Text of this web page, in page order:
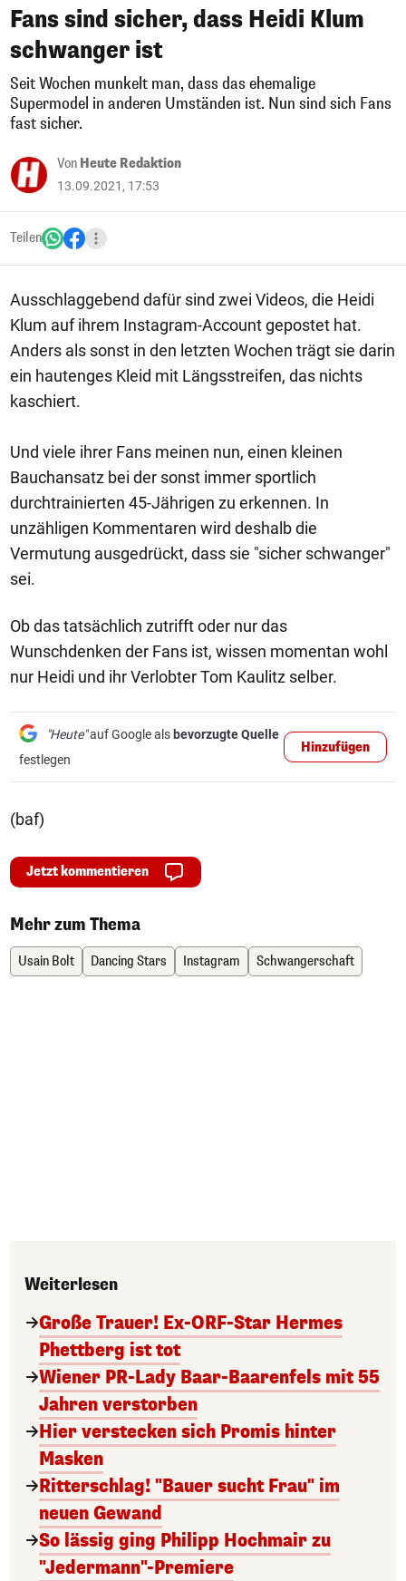
Fans sind sicher, dass Heidi Klum
schwanger ist
Seit Wochen munkelt man, dass das ehemalige
Supermodel in anderen Umständen ist. Nun sind sich Fans
fast sicher.
Von Heute Redaktion
13.09.2021, 17:53
Teilen
Ausschlaggebend dafür sind zwei Videos, die Heidi
Klum auf ihrem Instagram-Account gepostet hat.
Anders als sonst in den letzten Wochen trägt sie darin
ein hautenges Kleid mit Längsstreifen, das nichts
kaschiert.
Und viele ihrer Fans meinen nun, einen kleinen
Bauchansatz bei der sonst immer sportlich
durchtrainierten 45-Jährigen zu erkennen. In
unzähligen Kommentaren wird deshalb die
Vermutung ausgedrückt, dass sie "sicher schwanger"
sei.
Ob das tatsächlich zutrifft oder nur das
Wunschdenken der Fans ist, wissen momentan wohl
nur Heidi und ihr Verlobter Tom Kaulitz selber.
"Heute"auf Google als bevorzugte Quelle
festlegen
Hinzufügen
(baf)
Jetzt kommentieren
Mehr zum Thema
Usain Bolt Dancing Stars Instagram Schwangerschaft
Weiterlesen
Große Trauer! Ex-ORF-Star Hermes
Phettberg ist tot
Wiener PR-Lady Baar-Baarenfels mit 55
Jahren verstorben
Hier verstecken sich Promis hinter
Masken
Ritterschlag! "Bauer sucht Frau" im
neuen Gewand
So lässig ging Philipp Hochmair zu
"Jedermann"-Premiere